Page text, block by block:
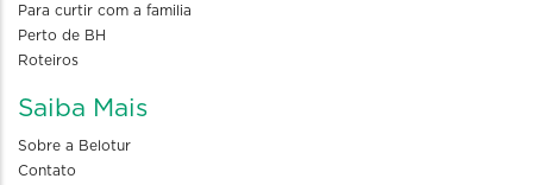
Para curtir com a familia
Perto de BH
Roteiros
Saiba Mais
Sobre a Belotur
Contato